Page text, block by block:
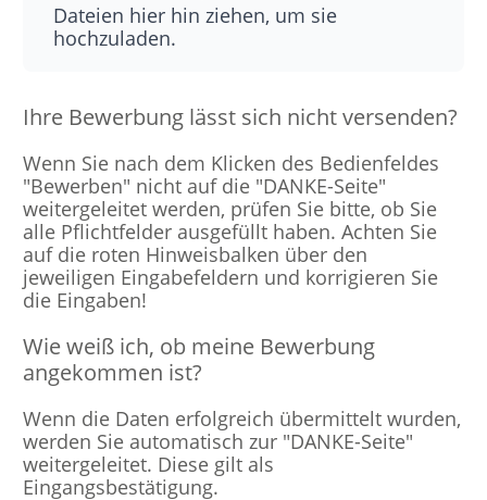
Dateien hier hin ziehen, um sie
hochzuladen.
Ihre Bewerbung lässt sich nicht versenden?
Wenn Sie nach dem Klicken des Bedienfeldes
"Bewerben" nicht auf die "DANKE-Seite"
weitergeleitet werden, prüfen Sie bitte, ob Sie
alle Pflichtfelder ausgefüllt haben. Achten Sie
auf die roten Hinweisbalken über den
jeweiligen Eingabefeldern und korrigieren Sie
die Eingaben!
Wie weiß ich, ob meine Bewerbung
angekommen ist?
Wenn die Daten erfolgreich übermittelt wurden,
werden Sie automatisch zur "DANKE-Seite"
weitergeleitet. Diese gilt als
Eingangsbestätigung.